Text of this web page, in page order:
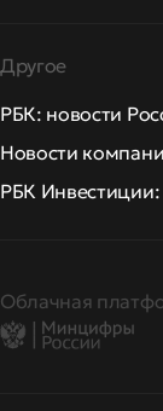
Другое
РБК: новости
Новости
РБК
Облачная